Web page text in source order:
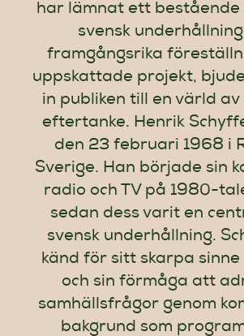
StandUpSverige PODDEN
Om oss
Kontakta oss
Vanliga frågor
Mitt konto
har lämnat ett bestående
svensk
framgångsrika
uppskattade projekt,
in publiken till en värld
eftertanke. Henrik
den 23 februari 1968 i
Sverige. Han började sin
radio och TV på 1980-
sedan dess varit en
svensk underhållning.
känd för sitt skarpa
och sin förmåga att
samhällsfrågor genom
bakgrund som